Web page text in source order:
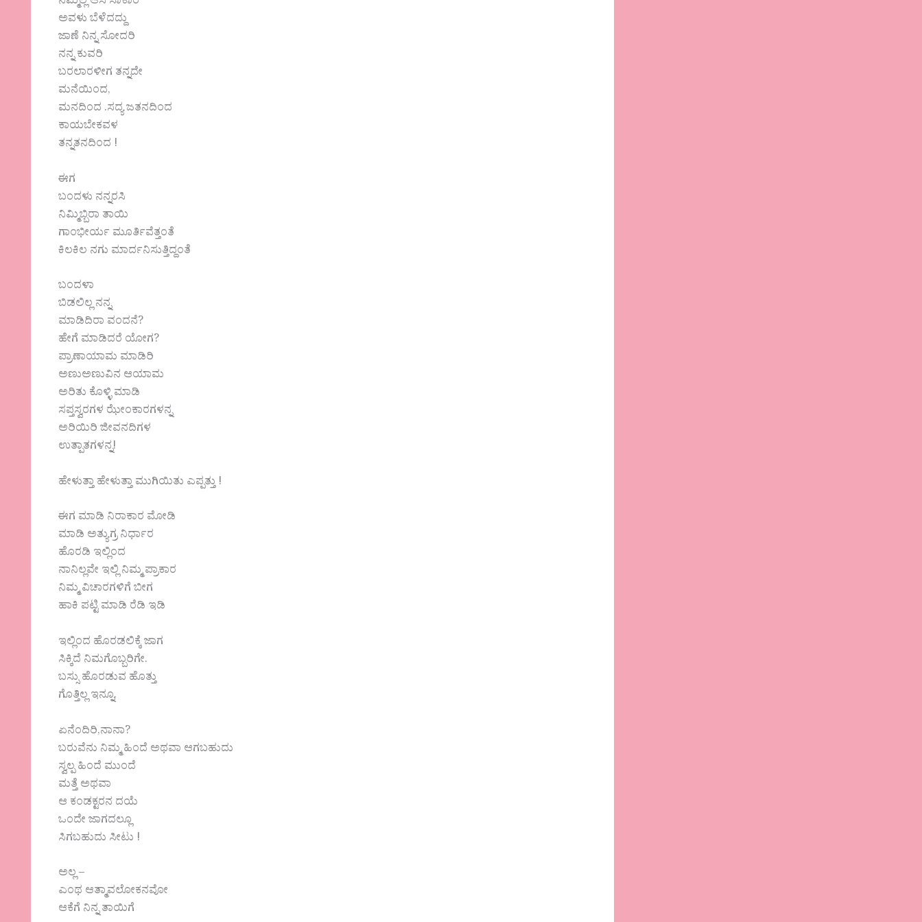
ಅವಳು ಬೆಳೆದದ್ದು
ಜಾಣೆ ನಿನ್ನ ಸೋದರಿ
ನನ್ನ ಕುವರಿ
ಬರಲಾರಳೀಗ ತನ್ನದೇ
ಮನೆಯಿಂದ,
ಮನದಿಂದ .ಸದ್ಯ ಜತನದಿಂದ
ಕಾಯಬೇಕವಳ
ತನ್ನತನದಿಂದ !
ಈಗ
ಬಂದಳು ನನ್ನರಸಿ
ನಿಮ್ಮಿಬ್ಬಿರಾ ತಾಯಿ
ಗಾಂಭೀರ್ಯ ಮೂರ್ತಿವೆತ್ತಂತೆ
ಕಿಲಕಿಲ ನಗು ಮಾರ್ದನಿಸುತ್ತಿದ್ದಂತೆ
ಬಂದಳಾ
ಬಿಡಲಿಲ್ಲ ನನ್ನ
ಮಾಡಿದಿರಾ ವಂದನೆ?
ಹೇಗೆ ಮಾಡಿದರೆ ಯೋಗ?
ಪ್ರಾಣಾಯಾಮ ಮಾಡಿರಿ
ಅಣುಅಣುವಿನ ಆಯಾಮ
ಅರಿತು ಕೊಳ್ಳಿ ಮಾಡಿ
ಸಪ್ತಸ್ವರಗಳ ಝೇಂಕಾರಗಳನ್ನ
ಅರಿಯಿರಿ ಜೀವನದಿಗಳ
ಉತ್ಪಾತಗಳನ್ನ!
ಹೇಳುತ್ತಾ ಹೇಳುತ್ತಾ ಮುಗಿಯಿತು ಎಪ್ಪತ್ತು !
ಈಗ ಮಾಡಿ ನಿರಾಕಾರ ಮೋಡಿ
ಮಾಡಿ ಅತ್ಯುಗ್ರ ನಿರ್ಧಾರ
ಹೊರಡಿ ಇಲ್ಲಿಂದ
ನಾನಿಲ್ಲವೇ ಇಲ್ಲಿ ನಿಮ್ಮ ಪ್ರಾಕಾರ
ನಿಮ್ಮ ವಿಚಾರಗಳಿಗೆ ಬೀಗ
ಹಾಕಿ ಪಟ್ಟಿ ಮಾಡಿ ರೆಡಿ ಇಡಿ
ಇಲ್ಲಿಂದ ಹೊರಡಲಿಕ್ಕೆ ಜಾಗ
ಸಿಕ್ಕಿದೆ ನಿಮಗೊಬ್ಬರಿಗೇ.
ಬಸ್ಸು ಹೊರಡುವ ಹೊತ್ತು
ಗೊತ್ತಿಲ್ಲ ಇನ್ನೂ.
ಏನೆಂದಿರಿ,ನಾನಾ?
ಬರುವೆನು ನಿಮ್ಮ ಹಿಂದೆ ಅಥವಾ ಆಗಬಹುದು
ಸ್ವಲ್ಪ ಹಿಂದೆ ಮುಂದೆ
ಮತ್ತೆ ಅಥವಾ
ಆ ಕಂಡಕ್ಟರನ ದಯೆ
ಒಂದೇ ಜಾಗದಲ್ಲೂ
ಸಿಗಬಹುದು ಸೀಟು !
ಅಲ್ಲ –
ಎಂಥ ಆತ್ಮಾವಲೋಕನವೋ
ಆಕೆಗೆ ನಿನ್ನ ತಾಯಿಗೆ